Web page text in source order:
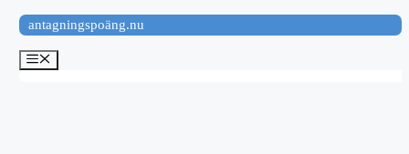
Hoppa
till
innehåll
antagningspoäng.nu
Meny